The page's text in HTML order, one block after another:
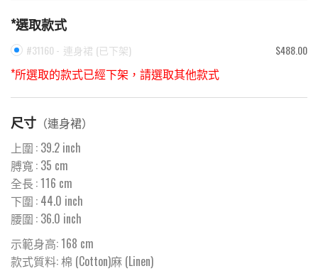
*選取款式
#31160 - 連身裙 (已下架) $488.00
*所選取的款式已經下架，請選取其他款式
尺寸 （連身裙）
上圍 : 39.2 inch
膊寬 : 35 cm
全長 :116 cm
下圍 : 44.0 inch
腰圍 : 36.0 inch
示範身高: 168 cm
款式質料:棉 (Cotton)麻 (Linen)